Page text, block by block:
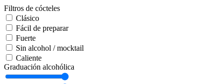
Filtros de cócteles
Clásico
Fácil de preparar
Fuerte
Sin alcohol / mocktail
Caliente
Graduación alcohólica